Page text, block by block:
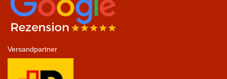
Versandpartner